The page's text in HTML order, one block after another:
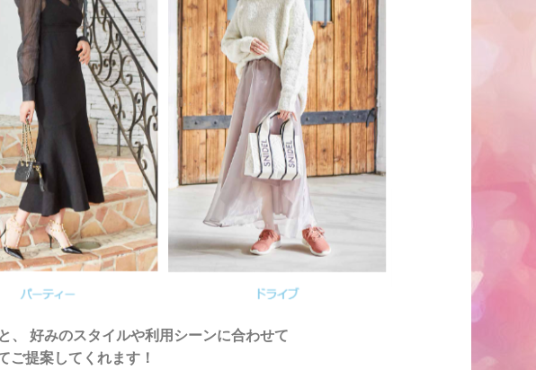
、 好みのスタイルや利用シーンに合わせて
ご提案してくれます！